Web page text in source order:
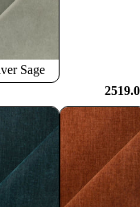
Sage